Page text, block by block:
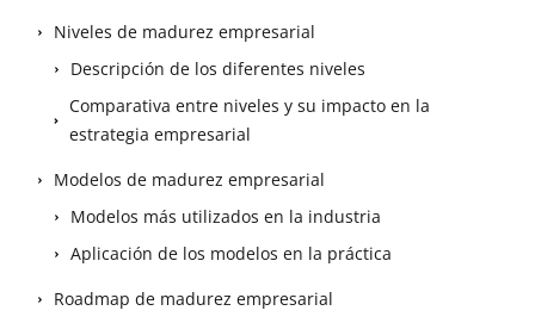
Niveles de madurez empresarial
Descripción de los diferentes niveles
Comparativa entre niveles y su impacto en la
estrategia empresarial
Modelos de madurez empresarial
Modelos más utilizados en la industria
Aplicación de los modelos en la práctica
Roadmap de madurez empresarial